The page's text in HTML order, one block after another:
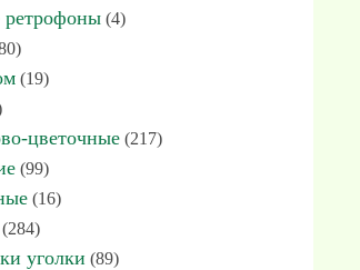
ретрофоны (4)
(19)
цветочные (217)
(99)
(16)
(284)
уголки (89)